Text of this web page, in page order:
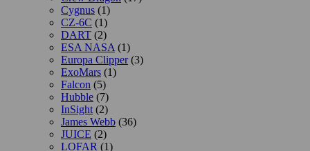
Cygnus (1)
CZ-6C (1)
DART (2)
ESA NASA (1)
Europa Clipper(3)
ExoMars (1)
Falcon (5)
Hubble (7)
InSight (2)
James Webb (36)
JUICE (2)
LOFAR (1)